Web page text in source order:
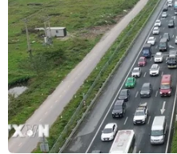
Khẩu trang y tế:
xóa bỏ ''thừa, thiếu''
25/04/2020 07:33
Bộ trưởng Bộ Công
Công nghiệp khảo sát